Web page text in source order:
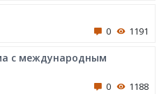
0 1191
с международным
0 1188